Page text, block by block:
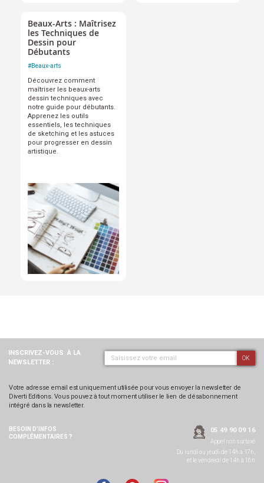
Beaux-Arts : Maîtrisez
les Techniques de
Dessin pour
Débutants
#Beaux-arts
Découvrez comment
maîtriser les beaux-arts
dessin techniques avec
notre guide pour débutants.
Apprenez les outils
essentiels, les techniques
de sketching et les astuces
pour progresser en dessin
artistique.
INSCRIVEZ-VOUS À LA
NEWSLETTER :
OK
Votre adresse email est uniquement utilisée pour vous envoyer la newsletter de
Diverti Editions. Vous pouvez à tout moment utiliser le lien de désabonnement
intégré dans la newsletter.
BESOIN D’INFOS
COMPLÉMENTAIRES ?
05 49 90 09 16
Appel non surtaxé
Du lundi au jeudi de 14h à 17h,
et le vendredi de 14h à 16h